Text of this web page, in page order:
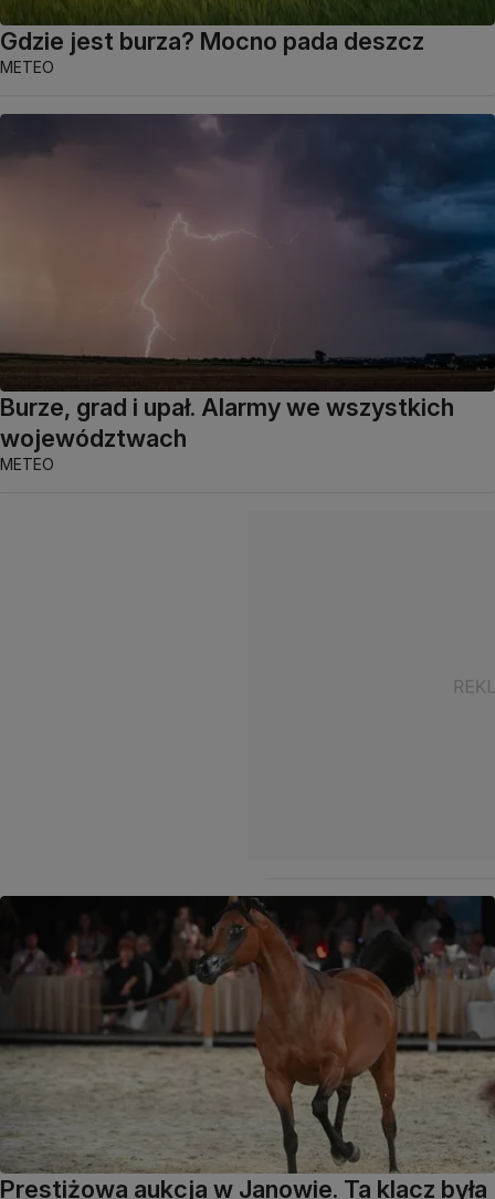
Gdzie jest burza? Mocno pada deszcz
METEO
Burze, grad i upał. Alarmy we wszystkich
województwach
METEO
Prestiżowa aukcja w Janowie. Ta klacz była